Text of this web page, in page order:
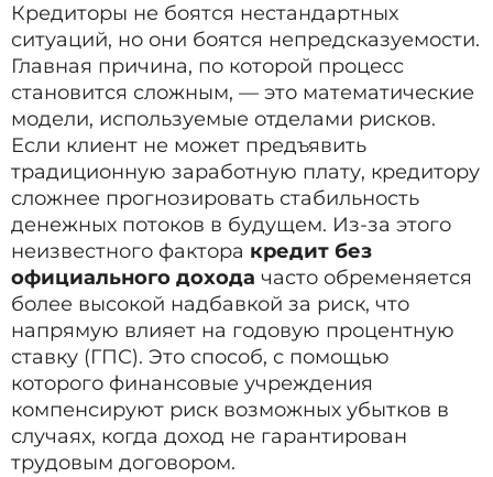
Кредиторы не боятся нестандартных
ситуаций, но они боятся непредсказуемости.
Главная причина, по которой процесс
становится сложным, — это математические
модели, используемые отделами рисков.
Если клиент не может предъявить
традиционную заработную плату, кредитору
сложнее прогнозировать стабильность
денежных потоков в будущем. Из-за этого
неизвестного фактора кредит без
официального дохода часто обременяется
более высокой надбавкой за риск, что
напрямую влияет на годовую процентную
ставку (ГПС). Это способ, с помощью
которого финансовые учреждения
компенсируют риск возможных убытков в
случаях, когда доход не гарантирован
трудовым договором.